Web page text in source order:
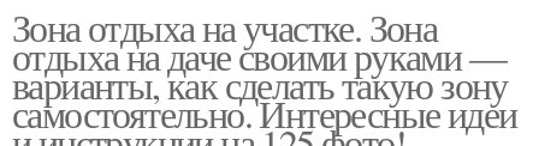
Зона отдыха на участке. Зона
отдыха на даче своими руками —
варианты, как сделать такую зону
самостоятельно. Интересные идеи